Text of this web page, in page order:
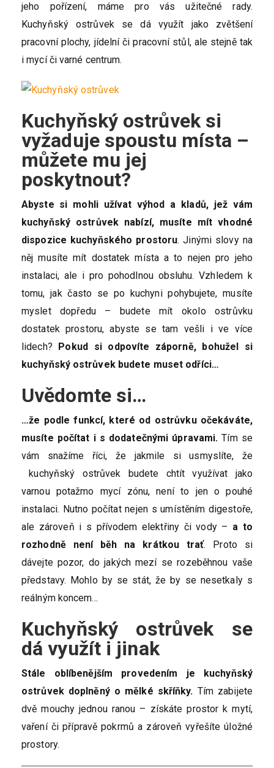
jeho pořízení, máme pro vás užitečné rady.
Kuchyňský ostrůvek se dá využít jako zvětšení
pracovní plochy, jídelní či pracovní stůl, ale stejně tak
i mycí či varné centrum.
Kuchyňský ostrůvek si
vyžaduje spoustu místa –
můžete mu jej
poskytnout?
Abyste si mohli užívat výhod a kladů, jež vám
kuchyňský ostrůvek nabízí, musíte mít vhodné
dispozice kuchyňského prostoru. Jinými slovy na
něj musíte mít dostatek místa a to nejen pro jeho
instalaci, ale i pro pohodlnou obsluhu. Vzhledem k
tomu, jak často se po kuchyni pohybujete, musíte
myslet dopředu – budete mít okolo ostrůvku
dostatek prostoru, abyste se tam vešli i ve více
lidech? Pokud si odpovíte záporně, bohužel si
kuchyňský ostrůvek budete muset odříci…
Uvědomte si…
…že podle funkcí, které od ostrůvku očekáváte,
musíte počítat i s dodatečnými úpravami.Tím se
vám snažíme říci, že jakmile si usmyslíte, že
kuchyňský ostrůvek budete chtít využívat jako
varnou potažmo mycí zónu, není to jen o pouhé
instalaci. Nutno počítat nejen s umístěním digestoře,
ale zároveň i s přívodem elektřiny či vody – a to
rozhodně není běh na krátkou trať. Proto si
dávejte pozor, do jakých mezí se rozeběhnou vaše
představy. Mohlo by se stát, že by se nesetkaly s
reálným koncem…
Kuchyňský ostrůvek se
dá využít i jinak
Stále oblíbenějším provedením je kuchyňský
ostrůvek doplněný o mělké skříňky. Tím zabijete
dvě mouchy jednou ranou – získáte prostor k mytí,
vaření či přípravě pokrmů a zároveň vyřešíte úložné
prostory.